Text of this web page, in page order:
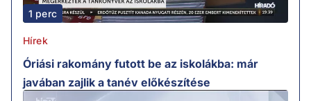
1 perc
Hírek
Óriási rakomány futott be az iskolákba: már
javában zajlik a tanév előkészítése